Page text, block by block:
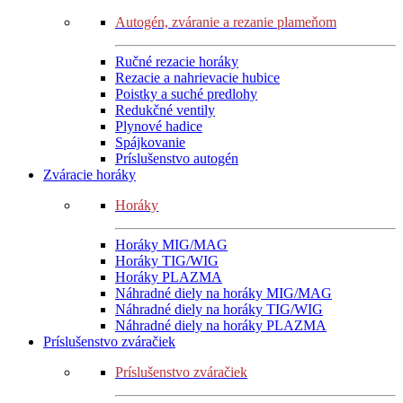
Autogén, zváranie a rezanie plameňom
Ručné rezacie horáky
Rezacie a nahrievacie hubice
Poistky a suché predlohy
Redukčné ventily
Plynové hadice
Spájkovanie
Príslušenstvo autogén
Zváracie horáky
Horáky
Horáky MIG/MAG
Horáky TIG/WIG
Horáky PLAZMA
Náhradné diely na horáky MIG/MAG
Náhradné diely na horáky TIG/WIG
Náhradné diely na horáky PLAZMA
Príslušenstvo zváračiek
Príslušenstvo zváračiek